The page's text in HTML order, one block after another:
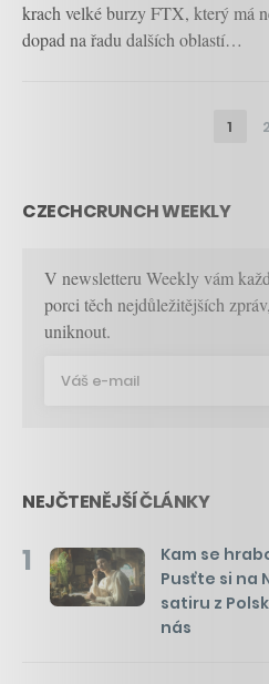
krach velké burzy FTX, který má
dopad na řadu dalších oblastí…
1 2
CZECHCRUNCH WEEKLY
V newsletteru Weekly vám
porci těch nejdůležitějších
uniknout.
NEJČTENĚJŠÍ ČLÁNKY
1
Kam se
Pusťte si na
satiru z
nás